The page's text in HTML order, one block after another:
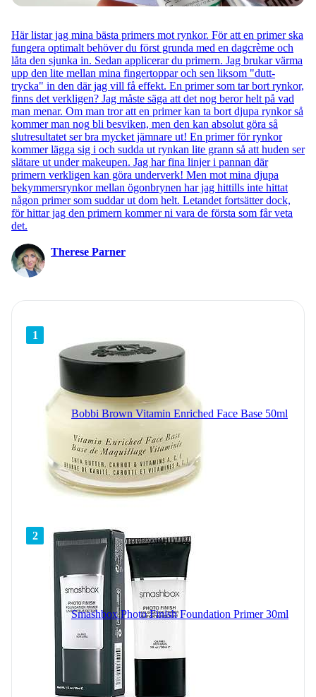
Här listar jag mina bästa primers mot rynkor. För att en primer ska
fungera optimalt behöver du först grunda med en dagcrème och
låta den sjunka in. Sedan applicerar du primern. Jag brukar värma
upp den lite mellan mina fingertoppar och sen liksom "dutt-
trycka" in den där jag vill få effekt. En primer som tar bort rynkor,
finns det verkligen? Jag måste säga att det nog beror helt på vad
man menar. Om man tror att en primer kan ta bort djupa rynkor så
kommer man nog bli besviken, men den kan absolut göra så
slutresultatet ser bra mycket jämnare ut! En primer för rynkor
kommer lägga sig i och sudda ut rynkan lite grann så att huden ser
slätare ut under makeupen. Jag har fina linjer i pannan där
primern verkligen kan göra underverk! Men mot mina djupa
bekymmersrynkor mellan ögonbrynen har jag hittills inte hittat
någon primer som suddar ut dom helt. Letandet fortsätter dock,
för hittar jag den primern kommer ni vara de första som får veta
det.
Therese Parner
1
Bobbi Brown Vitamin Enriched Face Base 50ml
2
Smashbox Photo Finish Foundation Primer 30ml